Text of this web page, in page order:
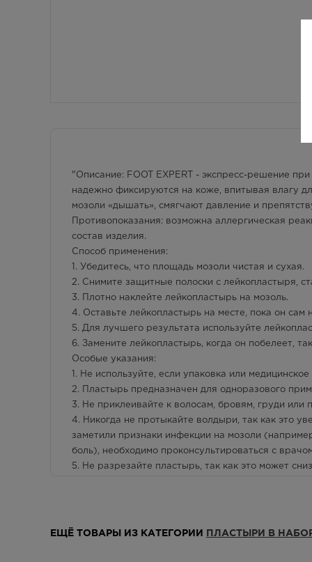
"Описание: FOOT EXPERT - экспресс-решение
надежно фиксируются на коже, впитывая влагу
мозоли «дышать», смягчают давление и
Противопоказания: возможна аллергическая
состав изделия.
Способ применения:
1. Убедитесь, что площадь мозоли чистая и сухая.
2. Снимите защитные полоски с лейкопластыря,
3. Плотно наклейте лейкопластырь на мозоль.
4. Оставьте лейкопластырь на месте, пока он
5. Для лучшего результата используйте
6. Замените лейкопластырь, когда он побелеет,
Особые указания:
1. Не используйте, если упаковка или
2. Пластырь предназначен для одноразового
3. Не приклеивайте к волосам, бровям, груди
4. Никогда не протыкайте волдыри, так как это
заметили признаки инфекции на мозоли
боль), необходимо проконсультироваться с
5. Не разрезайте пластырь, так как это может
ЕЩЁ ТОВАРЫ ИЗ КАТЕГОРИИ ПЛАСТЫРИ В